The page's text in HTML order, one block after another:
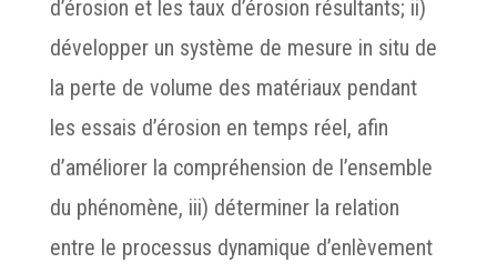
d’érosion et les taux d’érosion résultants; ii)
développer un système de mesure in situ de
la perte de volume des matériaux pendant
les essais d’érosion en temps réel, afin
d’améliorer la compréhension de l’ensemble
du phénomène, iii) déterminer la relation
entre le processus dynamique d’enlèvement